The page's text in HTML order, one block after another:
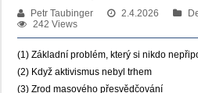
Petr Taubinger 2.4.2026
242 Views
(1) Základní problém, který si nikdo
(2) Když aktivismus nebyl trhem
(3) Zrod masového přesvědčování